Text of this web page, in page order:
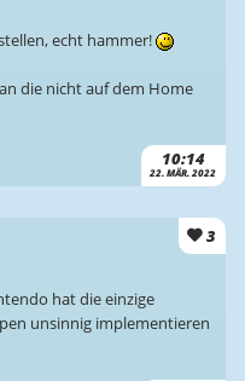
10:14
22. MÄR. 2022
echt hammer!
die nicht auf dem Home
3
hat die einzige
unsinnig implementieren